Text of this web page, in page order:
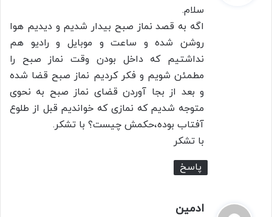
سلام.
اگه به قصد نماز صبح بیدار شدیم و دیدیم هوا
روشن شده و ساعت و موبایل و رادیو هم
نداشتیم که داخل بودن وقت نماز صبح را
مطمئن شویم و فکر کردیم نماز صبح قضا شده
و بعد از بجا آوردن قضای نماز صبح به نحوی
متوجه شدیم که نمازی که خواندیم قبل از طلوع
آفتاب بوده،حکمش چیست؟ با تشکر.
با تشکر
پاسخ
ادمین